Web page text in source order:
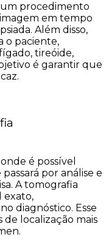
um procedimento
em tempo
Além disso,
o paciente,
tireóide,
é garantir que
é possível
por análise e
A tomografia
exato,
diagnóstico. Esse
localização mais